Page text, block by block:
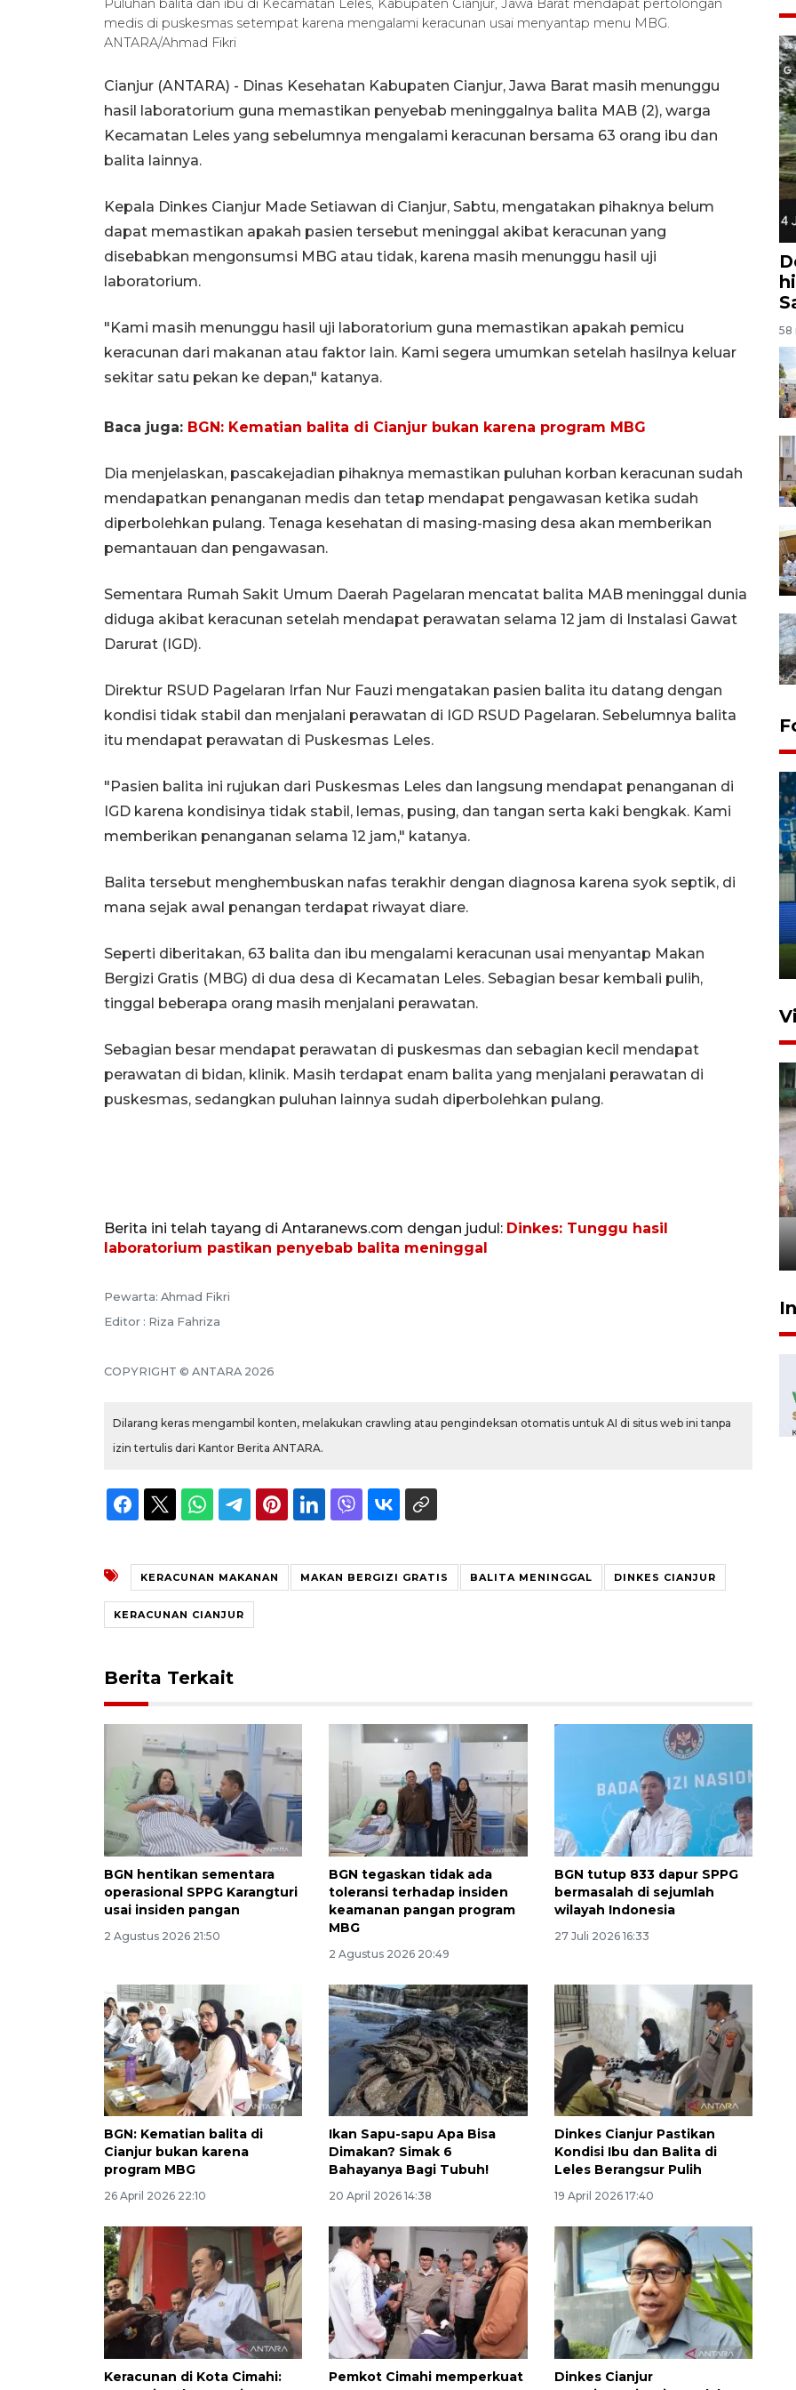
Puluhan balita dan ibu di Kecamatan Leles, Kabupaten Cianjur, Jawa Barat mendapat pertolongan
medis di puskesmas setempat karena mengalami keracunan usai menyantap menu MBG.
ANTARA/Ahmad Fikri
Cianjur (ANTARA) - Dinas Kesehatan Kabupaten Cianjur, Jawa Barat masih menunggu
hasil laboratorium guna memastikan penyebab meninggalnya balita MAB (2), warga
Kecamatan Leles yang sebelumnya mengalami keracunan bersama 63 orang ibu dan
balita lainnya.
Kepala Dinkes Cianjur Made Setiawan di Cianjur, Sabtu, mengatakan pihaknya belum
dapat memastikan apakah pasien tersebut meninggal akibat keracunan yang
disebabkan mengonsumsi MBG atau tidak, karena masih menunggu hasil uji
laboratorium.
"Kami masih menunggu hasil uji laboratorium guna memastikan apakah pemicu
keracunan dari makanan atau faktor lain. Kami segera umumkan setelah hasilnya keluar
sekitar satu pekan ke depan," katanya.
Baca juga: BGN: Kematian balita di Cianjur bukan karena program MBG
Dia menjelaskan, pascakejadian pihaknya memastikan puluhan korban keracunan sudah
mendapatkan penanganan medis dan tetap mendapat pengawasan ketika sudah
diperbolehkan pulang. Tenaga kesehatan di masing-masing desa akan memberikan
pemantauan dan pengawasan.
Sementara Rumah Sakit Umum Daerah Pagelaran mencatat balita MAB meninggal dunia
diduga akibat keracunan setelah mendapat perawatan selama 12 jam di Instalasi Gawat
Darurat (IGD).
Direktur RSUD Pagelaran Irfan Nur Fauzi mengatakan pasien balita itu datang dengan
kondisi tidak stabil dan menjalani perawatan di IGD RSUD Pagelaran. Sebelumnya balita
itu mendapat perawatan di Puskesmas Leles.
"Pasien balita ini rujukan dari Puskesmas Leles dan langsung mendapat penanganan di
IGD karena kondisinya tidak stabil, lemas, pusing, dan tangan serta kaki bengkak. Kami
memberikan penanganan selama 12 jam," katanya.
Balita tersebut menghembuskan nafas terakhir dengan diagnosa karena syok septik, di
mana sejak awal penangan terdapat riwayat diare.
Seperti diberitakan, 63 balita dan ibu mengalami keracunan usai menyantap Makan
Bergizi Gratis (MBG) di dua desa di Kecamatan Leles. Sebagian besar kembali pulih,
tinggal beberapa orang masih menjalani perawatan.
Sebagian besar mendapat perawatan di puskesmas dan sebagian kecil mendapat
perawatan di bidan, klinik. Masih terdapat enam balita yang menjalani perawatan di
puskesmas, sedangkan puluhan lainnya sudah diperbolehkan pulang.
Berita ini telah tayang di Antaranews.com dengan judul: Dinkes: Tunggu hasil
laboratorium pastikan penyebab balita meninggal
Pewarta: Ahmad Fikri
Editor : Riza Fahriza
COPYRIGHT © ANTARA 2026
Dilarang keras mengambil konten, melakukan crawling atau pengindeksan otomatis untuk AI di situs web ini tanpa
izin tertulis dari Kantor Berita ANTARA.
KERACUNAN MAKANAN MAKAN BERGIZI GRATIS BALITA MENINGGAL DINKES CIANJUR
KERACUNAN CIANJUR
Berita Terkait
BGN hentikan sementara
operasional SPPG Karangturi
usai insiden pangan
2 Agustus 2026 21:50
BGN tegaskan tidak ada
toleransi terhadap insiden
keamanan pangan program
MBG
2 Agustus 2026 20:49
BGN tutup 833 dapur SPPG
bermasalah di sejumlah
wilayah Indonesia
27 Juli 2026 16:33
BGN: Kematian balita di
Cianjur bukan karena
program MBG
26 April 2026 22:10
Ikan Sapu-sapu Apa Bisa
Dimakan? Simak 6
Bahayanya Bagi Tubuh!
20 April 2026 14:38
Dinkes Cianjur Pastikan
Kondisi Ibu dan Balita di
Leles Berangsur Pulih
19 April 2026 17:40
Keracunan di Kota Cimahi:
Pemkot Cimahi memperkuat
Dinkes Cianjur
58
Penutupan latihan bela negara
31 Juli 2026 18:01
penegak hukum
29 Juli 2026 00:31
Waspadai penyakit saat
musim kemarau
2026-08-05 12:00:00